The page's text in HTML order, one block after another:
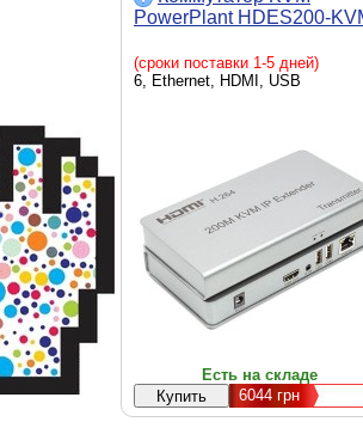
PowerPlant HDES200-
(сроки поставки 1-5 дней)
6, Ethernet, HDMI, USB
Есть на складе
6044 грн